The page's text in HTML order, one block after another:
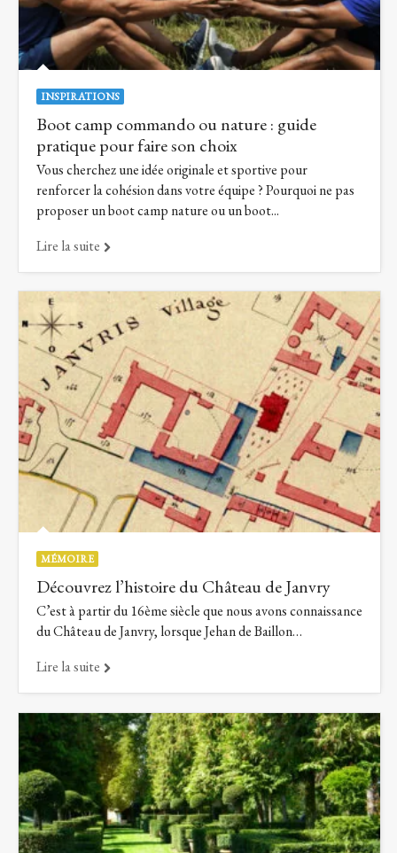
INSPIRATIONS
Boot camp commando ou nature : guide
pratique pour faire son choix
Vous cherchez une idée originale et sportive pour
renforcer la cohésion dans votre équipe ? Pourquoi ne pas
proposer un boot camp nature ou un boot...
Lire la suite
MÉMOIRE
Découvrez l’histoire du Château de Janvry
C’est à partir du 16ème siècle que nous avons connaissance
du Château de Janvry, lorsque Jehan de Baillon…
Lire la suite